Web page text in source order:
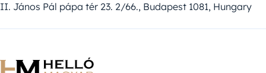
II. János Pál pápa tér 23. 2/66., Budapest 1081, Hungary